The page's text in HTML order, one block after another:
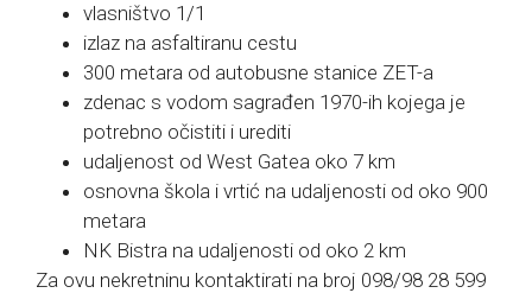
vlasništvo 1/1
izlaz na asfaltiranu cestu
300 metara od autobusne stanice ZET-a
zdenac s vodom sagrađen 1970-ih kojega je
potrebno očistiti i urediti
udaljenost od West Gatea oko 7 km
osnovna škola i vrtić na udaljenosti od oko 900
metara
NK Bistra na udaljenosti od oko 2 km
Za ovu nekretninu kontaktirati na broj 098/98 28 599